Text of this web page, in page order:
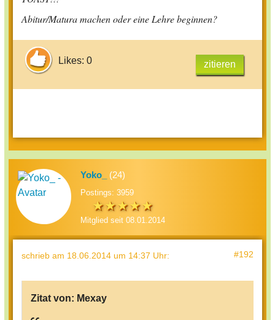
Abitur/Matura machen oder eine Lehre beginnen?
Likes: 0 zitieren
Yoko_ (24)
Postings: 3959
Mitglied seit 08.01.2014
schrieb am 18.06.2014 um 14:37 Uhr: #192
Zitat von: Mexay